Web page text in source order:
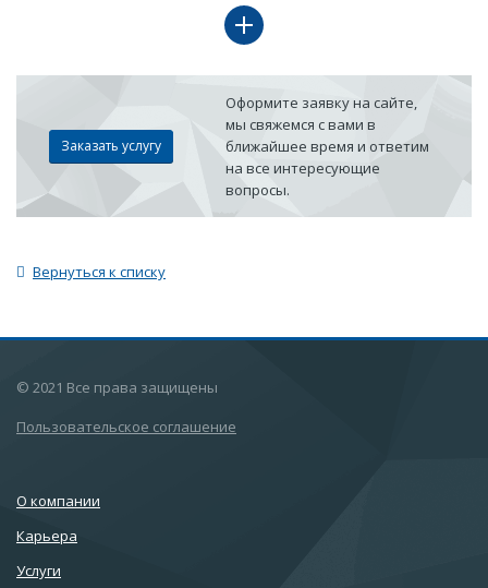
Заказать услугу
Оформите заявку на сайте,
мы свяжемся с вами в
ближайшее время и ответим
на все интересующие
вопросы.
Вернуться к списку
© 2021 Все права защищены
Пользовательское соглашение
О компании
Карьера
Услуги